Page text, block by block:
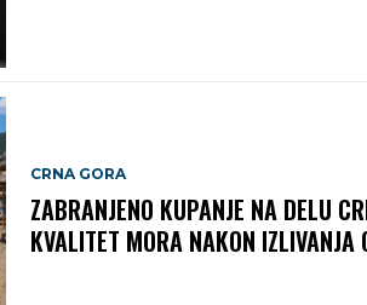
CRNA GORA
ZABRANJENO KUPANJE NA DELU
KVALITET MORA NAKON IZLIVANJA